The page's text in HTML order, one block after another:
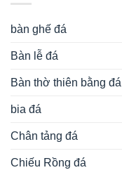
bàn ghế đá
Bàn lễ đá
Bàn thờ thiên bằng đá
bia đá
Chân tảng đá
Chiếu Rồng đá